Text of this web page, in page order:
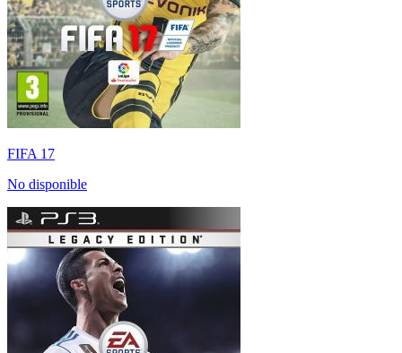
FIFA 17
No disponible